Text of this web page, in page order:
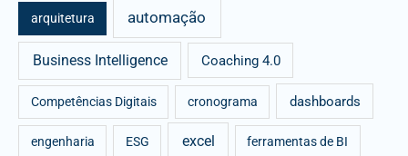
:
arquitetura automação
Business Intelligence Coaching 4.0
Competências Digitais cronograma dashboards
engenharia ESG excel ferramentas de BI